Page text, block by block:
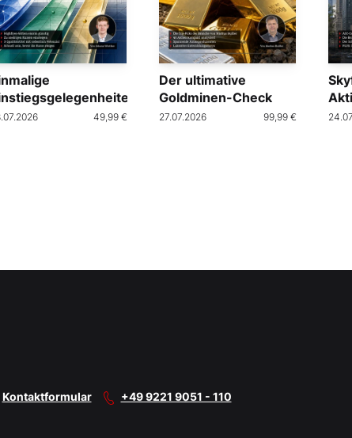
49,99 €
Der ultimative
Goldminen-Check
27.07.2026 99,99 €
Kontaktformular +49 9221 9051 - 110